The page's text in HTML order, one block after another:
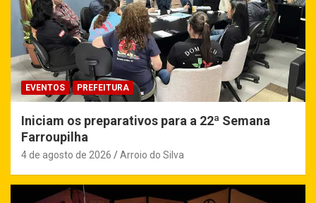
EVENTOS PREFEITURA
Iniciam os preparativos para a 22ª Semana
Farroupilha
4 de agosto de 2026 Arroio do Silva